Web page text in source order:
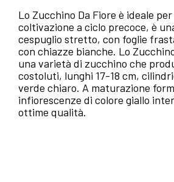
Lo Zucchino Da Fiore è ideale per
coltivazione a ciclo precoce, è
cespuglio stretto, con foglie
con chiazze bianche. Lo
una varietà di zucchino che
costoluti, lunghi 17-18 cm,
verde chiaro. A maturazione
infiorescenze di colore giallo
ottime qualità.